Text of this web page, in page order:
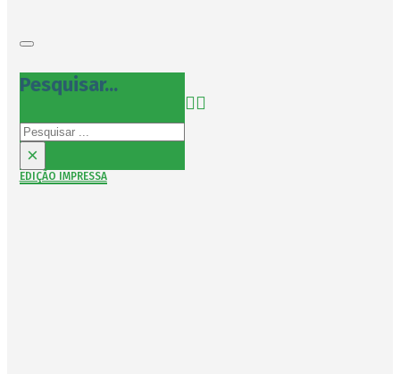
Pesquisar...
Pesquisar
×
EDIÇÃO IMPRESSA